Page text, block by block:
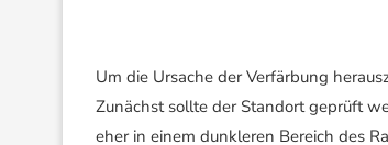
Um die Ursache der Verfärbung
Zunächst sollte der Standort geprüft
eher in einem dunkleren Bereich des